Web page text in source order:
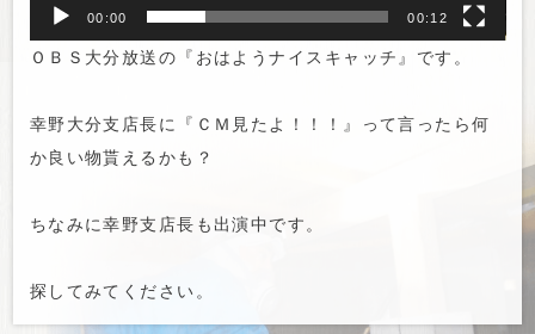
00:00 00:12
ＯＢＳ大分放送の『おはようナイスキャッチ』です。
幸野大分支店長に『ＣＭ見たよ！！！』って言ったら何
か良い物貰えるかも？
ちなみに幸野支店長も出演中です。
探してみてください。